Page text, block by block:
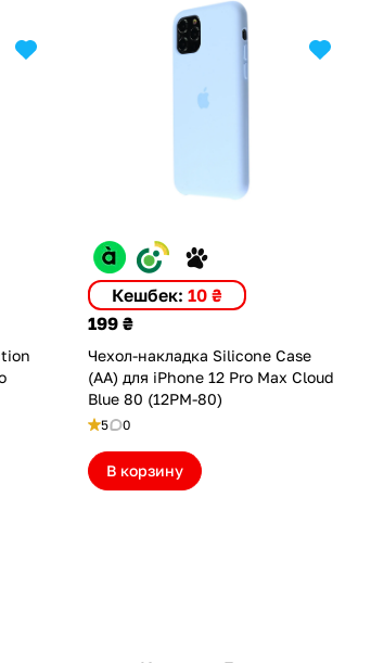
Кешбек:10 ₴
199 ₴
Чехол-накладка Silicone Case
(AA) для iPhone 12 Pro Max Cloud
Blue 80 (12PM-80)
5 0
В корзину